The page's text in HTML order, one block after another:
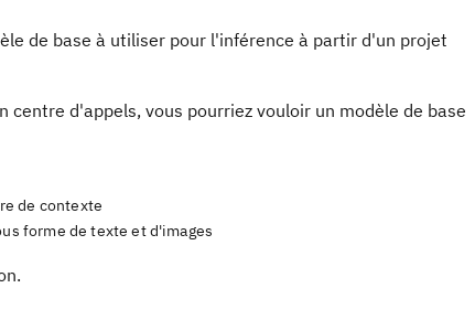
de base à utiliser pour l'inférence à partir d'un projet
d'appels, vous pourriez vouloir un modèle de base
de contexte
forme de texte et d'images